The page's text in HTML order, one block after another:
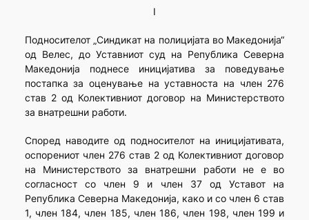
I
Подносителот „Синдикат на полицијата во Македонија“
од Велес, до Уставниот суд на Република Северна
Македонија поднесе иницијатива за поведување
постапка за оценување на уставноста на член 276
став 2 од Колективниот договор на Министерството
за внатрешни работи.
Според наводите од подносителот на иницијативата,
оспорениот член 276 став 2 од Колективниот договор
на Министерството за внатрешни работи не е во
согласност со член 9 и член 37 од Уставот на
Република Северна Македонија, како и со член 6 став
1, член 184, член 185, член 186, член 198, член 199 и